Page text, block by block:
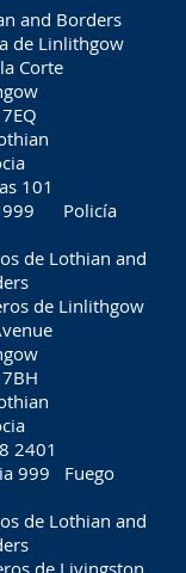
and Borders
de Linlithgow
Corte
101
Policía
de Lothian and
de Linlithgow
2401
999
Fuego
de Lothian and
de Livingston